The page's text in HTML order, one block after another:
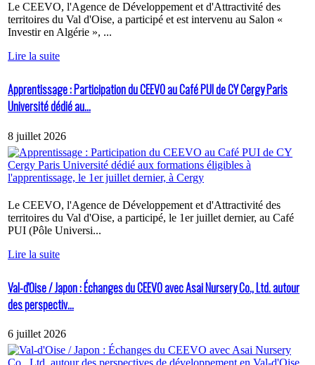
Le CEEVO, l'Agence de Développement et d'Attractivité des
territoires du Val d'Oise, a participé et est intervenu au Salon «
Investir en Algérie », ...
Lire la suite
Apprentissage : Participation du CEEVO au Café PUI de CY Cergy Paris
Université dédié au...
8 juillet 2026
Le CEEVO, l'Agence de Développement et d'Attractivité des
territoires du Val d'Oise, a participé, le 1er juillet dernier, au Café
PUI (Pôle Universi...
Lire la suite
Val-d'Oise / Japon : Échanges du CEEVO avec Asai Nursery Co., Ltd. autour
des perspectiv...
6 juillet 2026